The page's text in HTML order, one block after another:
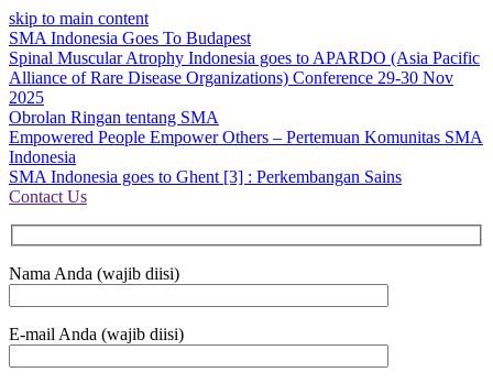
skip to main content
SMA Indonesia Goes To Budapest
Spinal Muscular Atrophy Indonesia goes to APARDO (Asia Pacific
Alliance of Rare Disease Organizations) Conference 29-30 Nov
2025
Obrolan Ringan tentang SMA
Empowered People Empower Others – Pertemuan Komunitas SMA
Indonesia
SMA Indonesia goes to Ghent [3] : Perkembangan Sains
Contact Us
Nama Anda (wajib diisi)
E-mail Anda (wajib diisi)